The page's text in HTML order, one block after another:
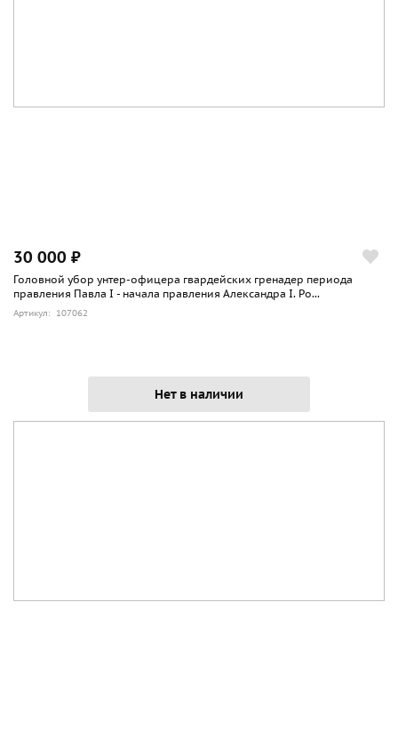
30 000 ₽
Головной убор унтер-офицера гвардейских гренадер периода
правления Павла I - начала правления Александра I. Ро...
Артикул: 107062
Нет в наличии